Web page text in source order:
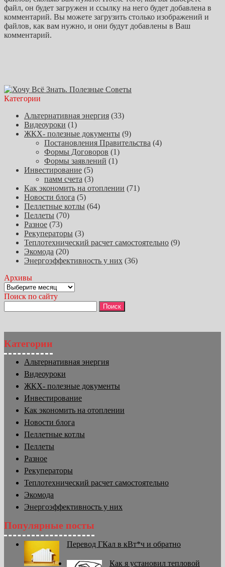
файл, он будет загружен и ссылку на него будет добавлена в
комментарий. Вы можете загрузить столько изображений и
файлов, как вам нужно, и они будут добавлены в Ваш
комментарий.
Категории
Альтернативная энергия (33)
Видеоуроки (1)
ЖКХ- полезные документы (9)
Постановления Правительства (4)
Формы Договоров (1)
Формы заявлений (1)
Инвестирование (5)
памм счета (3)
Как экономить на отоплении (71)
Новости блога (5)
Пеллетные котлы (64)
Пеллеты (70)
Разное (73)
Рекуператоры (3)
Теплотехнический расчет самостоятельно (9)
Экомода (20)
Энергоэффективность у них (36)
Архивы
Архивы
Поиск по сайту
Категории
Альтернативная энергия
Видеоуроки
ЖКХ- полезные документы
Инвестирование
Как экономить на отоплении
Новости блога
Пеллетные котлы
Пеллеты
Разное
Рекуператоры
Теплотехнический расчет самостоятельно
Экомода
Энергоэффективность у них
Популярные посты
Перевод ГКал в кВт*ч и обратно
Как я установил тепловой